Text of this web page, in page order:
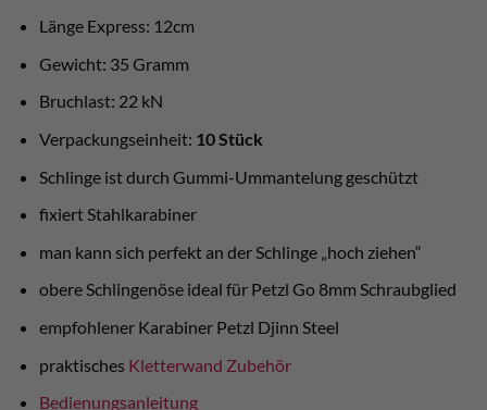
Länge Express: 12cm
Gewicht: 35 Gramm
Bruchlast: 22 kN
Verpackungseinheit: 10 Stück
Schlinge ist durch Gummi-Ummantelung geschützt
fixiert Stahlkarabiner
man kann sich perfekt an der Schlinge „hoch ziehen“
obere Schlingenöse ideal für Petzl Go 8mm Schraubglied
empfohlener Karabiner Petzl Djinn Steel
praktisches Kletterwand Zubehör
Bedienungsanleitung